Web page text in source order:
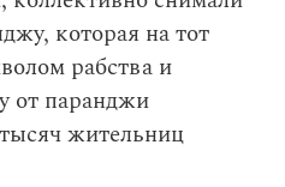
которая на тот
рабства и
от паранджи
жительниц